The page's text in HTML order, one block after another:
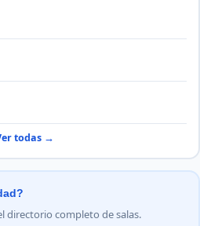
todas →
directorio completo de salas.